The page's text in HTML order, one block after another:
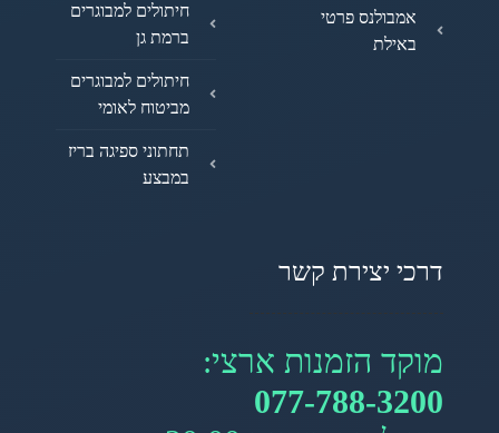
אמבולנס פרטי
באילת
חיתולים למבוגרים
ברמת גן
חיתולים למבוגרים
מביטוח לאומי
תחתוני ספיגה בריז
במבצע
דרכי יצירת קשר
מוקד הזמנות ארצי:
077-788-3200